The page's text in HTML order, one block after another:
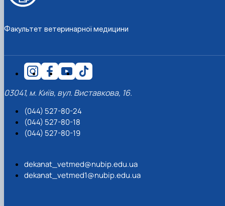
Факультет ветеринарної медицини
03041, м. Київ, вул. Виставкова, 16.
(044) 527-80-24
(044) 527-80-18
(044) 527-80-19
dekanat_vetmed@nubip.edu.ua
dekanat_vetmed1@nubip.edu.ua